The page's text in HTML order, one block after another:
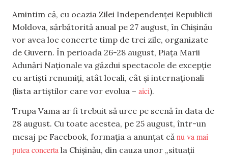
Amintim că, cu ocazia Zilei Independenței Republicii
Moldova, sărbătorită anual pe 27 august, în Chișinău
vor avea loc concerte timp de trei zile, organizate
de Guvern. În perioada 26-28 august, Piața Marii
Adunări Naționale va găzdui spectacole de excepție
cu artiști renumiți, atât locali, cât și internaționali
(lista artiștilor care vor evolua – aici).
Trupa Vama ar fi trebuit să urce pe scenă în data de
28 august. Cu toate acestea, pe 25 august, într-un
mesaj pe Facebook, formația a anunțat că nu va mai
putea concerta la Chișinău, din cauza unor „situații